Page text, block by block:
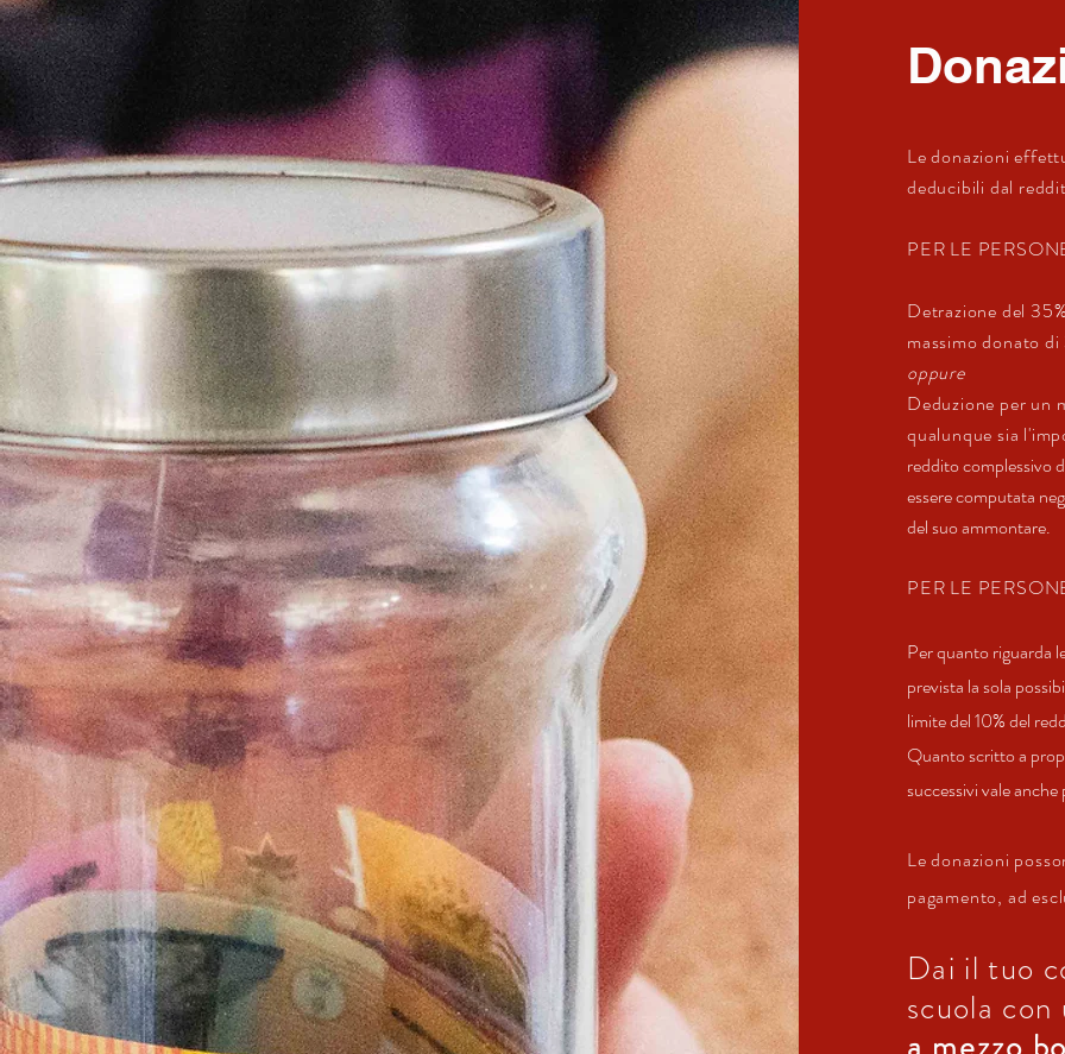
Le donazioni
deducibili dal
PER LE
Detrazione del
massimo donato
oppure
Deduzione per un
qualunque sia
reddito complessivo
essere computata
del suo ammontare.
PER LE
Per quanto riguarda
prevista la sola
limite del 10% del
Quanto scritto a
successivi vale
Le donazioni
pagamento, ad
Dai il tuo
scuola con